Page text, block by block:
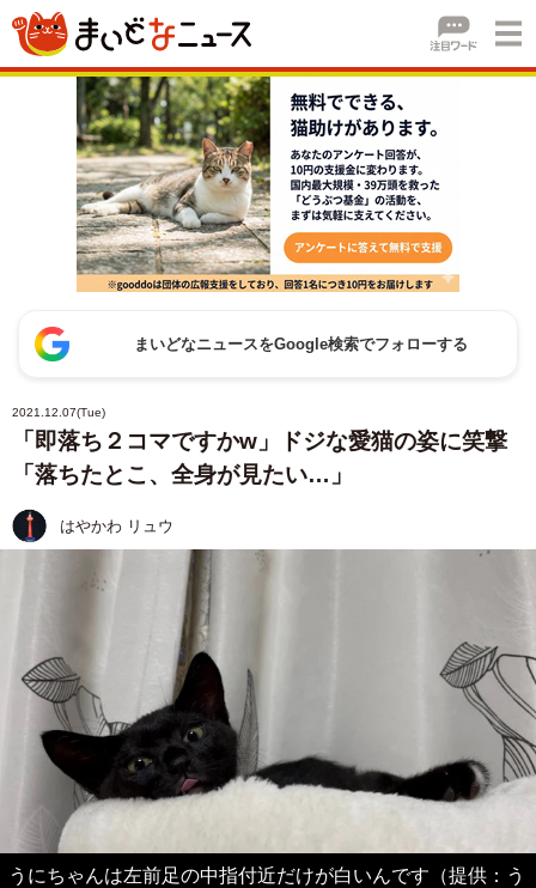
まいどなニュースをGoogle検索でフォローする
2021.12.07(Tue)
「即落ち２コマですかw」ドジな愛猫の姿に笑撃
「落ちたとこ、全身が見たい…」
はやかわ リュウ
うにちゃんは左前足の中指付近だけが白いんです（提供：う